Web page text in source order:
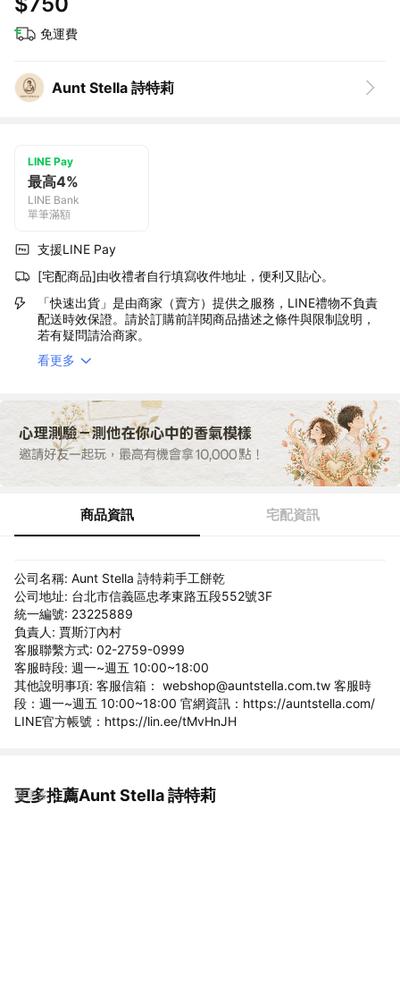
免運費
Aunt Stella 詩特莉
LINE Pay
最高4%
LINE Bank
單筆滿額
支援LINE Pay
[宅配商品]由收禮者自行填寫收件地址，便利又貼心。
「快速出貨」是由商家（賣方）提供之服務，LINE禮物不負責
配送時效保證。請於訂購前詳閱商品描述之條件與限制說明，
若有疑問請洽商家。
看更多
商品資訊 宅配資訊
公司名稱: Aunt Stella 詩特莉手工餅乾
公司地址: 台北市信義區忠孝東路五段552號3F
統一編號: 23225889
負責人: 賈斯汀內村
客服聯繫方式: 02-2759-0999
客服時段: 週一~週五 10:00~18:00
其他說明事項: 客服信箱： webshop@auntstella.com.tw 客服時
段：週一~週五 10:00~18:00 官網資訊：https://auntstella.com/
LINE官方帳號：https://lin.ee/tMvHnJH
更多推薦Aunt Stella 詩特莉
看更多